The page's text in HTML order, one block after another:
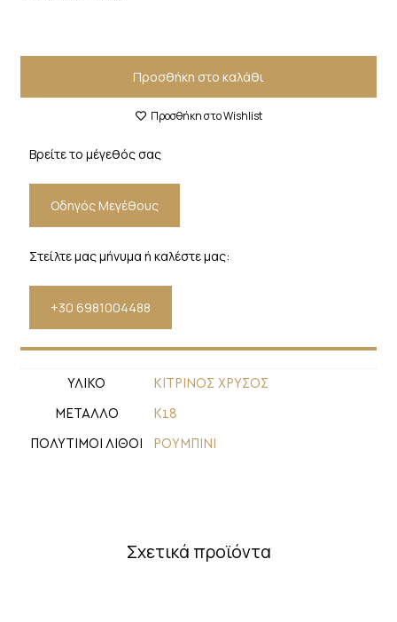
Προσθήκη στο καλάθι
Προσθήκη στο Wishlist
Βρείτε το μέγεθός σας
Οδηγός Μεγέθους
Στείλτε μας μήνυμα ή καλέστε μας:
+30 6981004488
ΥΛΙΚΟ ΚΙΤΡΙΝΟΣ ΧΡΥΣΟΣ
ΜΕΤΑΛΛΟ Κ18
ΠΟΛΥΤΙΜΟΙ ΛΙΘΟΙ ΡΟΥΜΠΙΝΙ
Σχετικά προϊόντα